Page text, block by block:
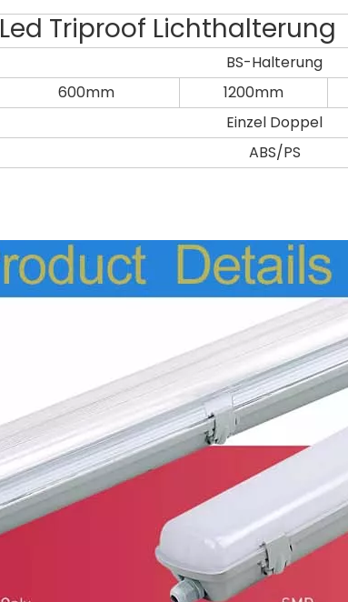
Led Triproof Lichthalterung
BS-Halterung
600mm 1200mm
Einzel Doppel
ABS/PS